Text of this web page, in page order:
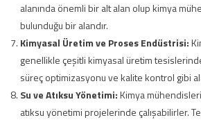
alanında önemli bir alt alan olup kimya
bulunduğu bir alandır.
Kimyasal Üretim ve Proses Endüstrisi:
genellikle çeşitli kimyasal üretim
süreç optimizasyonu ve kalite kontrol gibi
Su ve Atıksu Yönetimi:Kimya
atıksu yönetimi projelerinde çalışabilirler.